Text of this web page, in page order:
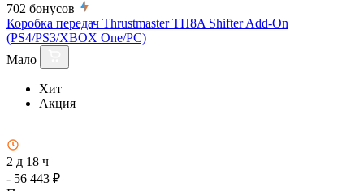
702 бонусов
Коробка передач Thrustmaster TH8A Shifter Add-On
(PS4/PS3/XBOX One/PC)
Мало
Хит
Акция
2 д 18 ч
- 56 443 ₽